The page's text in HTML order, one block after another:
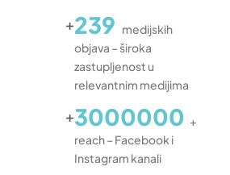
+239 medijskih
objava – široka
zastupljenost u
relevantnim medijima
+3000000 +
reach – Facebook i
Instagram kanali